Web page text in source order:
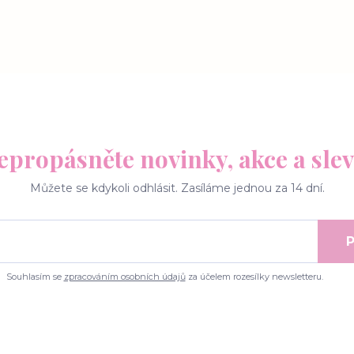
novinky, akce a
Můžete se kdykoli odhlásit. Zasíláme jednou za 14 dní.
Souhlasím se zpracováním osobních údajůza účelem rozesílky newsletteru.